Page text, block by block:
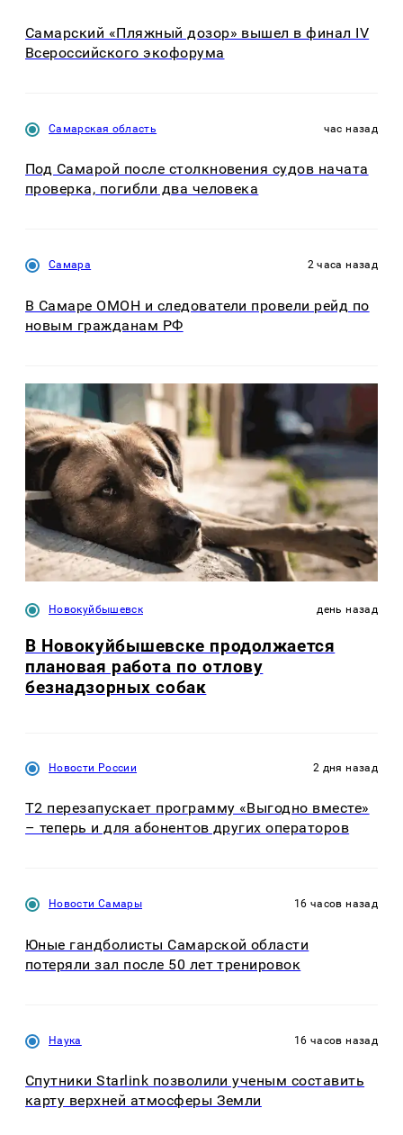
Самарский «Пляжный дозор» вышел в финал IV
Всероссийского экофорума
Самарская область час назад
Под Самарой после столкновения судов начата
проверка, погибли два человека
Самара 2 часа назад
В Самаре ОМОН и следователи провели рейд по
новым гражданам РФ
Новокуйбышевск день назад
В Новокуйбышевске продолжается
плановая работа по отлову
безнадзорных собак
Новости России 2 дня назад
Т2 перезапускает программу «Выгодно вместе»
– теперь и для абонентов других операторов
Новости Самары 16 часов назад
Юные гандболисты Самарской области
потеряли зал после 50 лет тренировок
Наука 16 часов назад
Спутники Starlink позволили ученым составить
карту верхней атмосферы Земли